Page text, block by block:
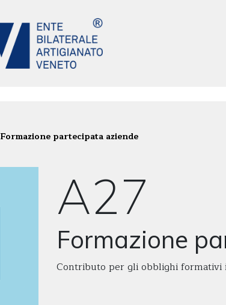
Formazione partecipata aziende
A27
Formazione
Contributo per gli obblighi formativi